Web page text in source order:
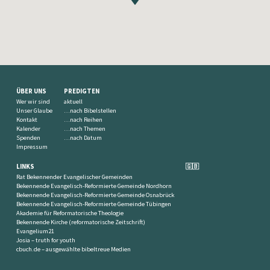
ÜBER UNS
Wer wir sind
Unser Glaube
Kontakt
Kalender
Spenden
Impressum
PREDIGTEN
aktuell
…nach Bibelstellen
…nach Reihen
…nach Themen
…nach Datum
LINKS
Rat Bekennender Evangelischer Gemeinden
Bekennende Evangelisch-Reformierte Gemeinde Nordhorn
Bekennende Evangelisch-Reformierte Gemeinde Osnabrück
Bekennende Evangelisch-Reformierte Gemeinde Tübingen
Akademie für Reformatorische Theologie
Bekennende Kirche (reformatorische Zeitschrift)
Evangelium21
Josia – truth for youth
cbuch.de – ausgewählte bibeltreue Medien
🇬🇧